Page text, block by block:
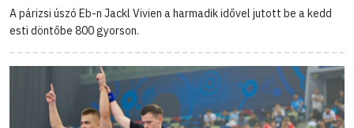
A párizsi úszó Eb-n Jackl Vivien a harmadik idővel jutott be a kedd
esti döntőbe 800 gyorson.